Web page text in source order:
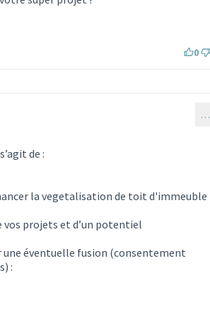
0
…
de :
la vegetalisation de toit d'immeuble
vos projets et d’un potentiel
une éventuelle fusion (consentement
: